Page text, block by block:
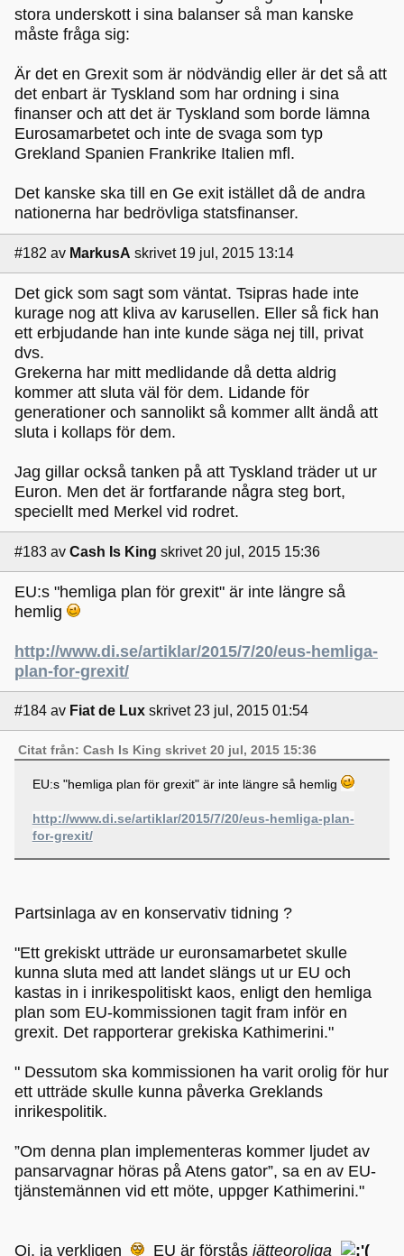
stora underskott i sina balanser så man kanske
måste fråga sig:
Är det en Grexit som är nödvändig eller är det så att
det enbart är Tyskland som har ordning i sina
finanser och att det är Tyskland som borde lämna
Eurosamarbetet och inte de svaga som typ
Grekland Spanien Frankrike Italien mfl.
Det kanske ska till en Ge exit istället då de andra
nationerna har bedrövliga statsfinanser.
#182 av MarkusA skrivet 19 jul, 2015 13:14
Det gick som sagt som väntat. Tsipras hade inte
kurage nog att kliva av karusellen. Eller så fick han
ett erbjudande han inte kunde säga nej till, privat
dvs.
Grekerna har mitt medlidande då detta aldrig
kommer att sluta väl för dem. Lidande för
generationer och sannolikt så kommer allt ändå att
sluta i kollaps för dem.
Jag gillar också tanken på att Tyskland träder ut ur
Euron. Men det är fortfarande några steg bort,
speciellt med Merkel vid rodret.
#183 av Cash Is King skrivet 20 jul, 2015 15:36
EU:s "hemliga plan för grexit" är inte längre så
hemlig
http://www.di.se/artiklar/2015/7/20/eus-hemliga-
plan-for-grexit/
#184 av Fiat de Lux skrivet 23 jul, 2015 01:54
Citat från: Cash Is King skrivet 20 jul, 2015 15:36
EU:s "hemliga plan för grexit" är inte längre så hemlig
http://www.di.se/artiklar/2015/7/20/eus-hemliga-plan-
for-grexit/
Partsinlaga av en konservativ tidning ?
"Ett grekiskt utträde ur euronsamarbetet skulle
kunna sluta med att landet slängs ut ur EU och
kastas in i inrikespolitiskt kaos, enligt den hemliga
plan som EU-kommissionen tagit fram inför en
grexit. Det rapporterar grekiska Kathimerini."
" Dessutom ska kommissionen ha varit orolig för hur
ett utträde skulle kunna påverka Greklands
inrikespolitik.
”Om denna plan implementeras kommer ljudet av
pansarvagnar höras på Atens gator”, sa en av EU-
tjänstemännen vid ett möte, uppger Kathimerini."
Oj, ja verkligen EU är förstås jätteoroliga